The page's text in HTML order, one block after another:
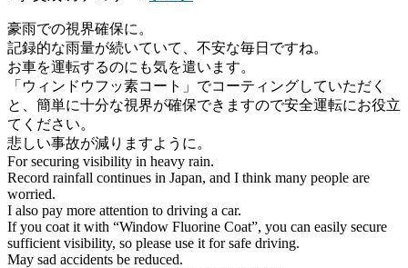
豪雨での視界確保に。
記録的な雨量が続いていて、不安な毎日ですね。
お車を運転するのにも気を遣います。
「ウィンドウフッ素コート」でコーティングしていただく
と、簡単に十分な視界が確保できますので安全運転にお役立
てください。
悲しい事故が減りますように。
For securing visibility in heavy rain.
Record rainfall continues in Japan, and I think many people are
worried.
I also pay more attention to driving a car.
If you coat it with “Window Fluorine Coat”, you can easily secure
sufficient visibility, so please use it for safe driving.
May sad accidents be reduced.